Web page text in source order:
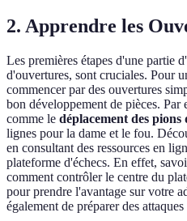
2. Apprendre les
Les premières étapes d'une partie
d'ouvertures, sont cruciales. Pour
commencer par des ouvertures
bon développement de pièces.
comme le déplacement des pions
lignes pour la dame et le fou.
en consultant des ressources en
plateforme d'échecs. En effet,
comment contrôler le centre du
pour prendre l'avantage sur votre
également de préparer des